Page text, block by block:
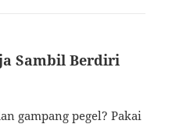
Sambil Berdiri
gampang pegel? Pakai